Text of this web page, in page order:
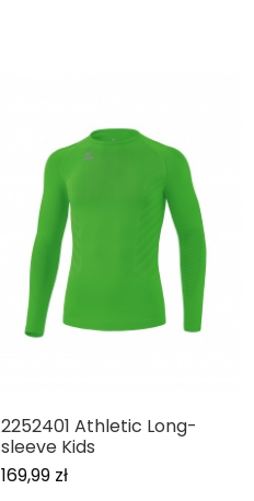
2252401 Athletic Long-
sleeve Kids
169,99 zł